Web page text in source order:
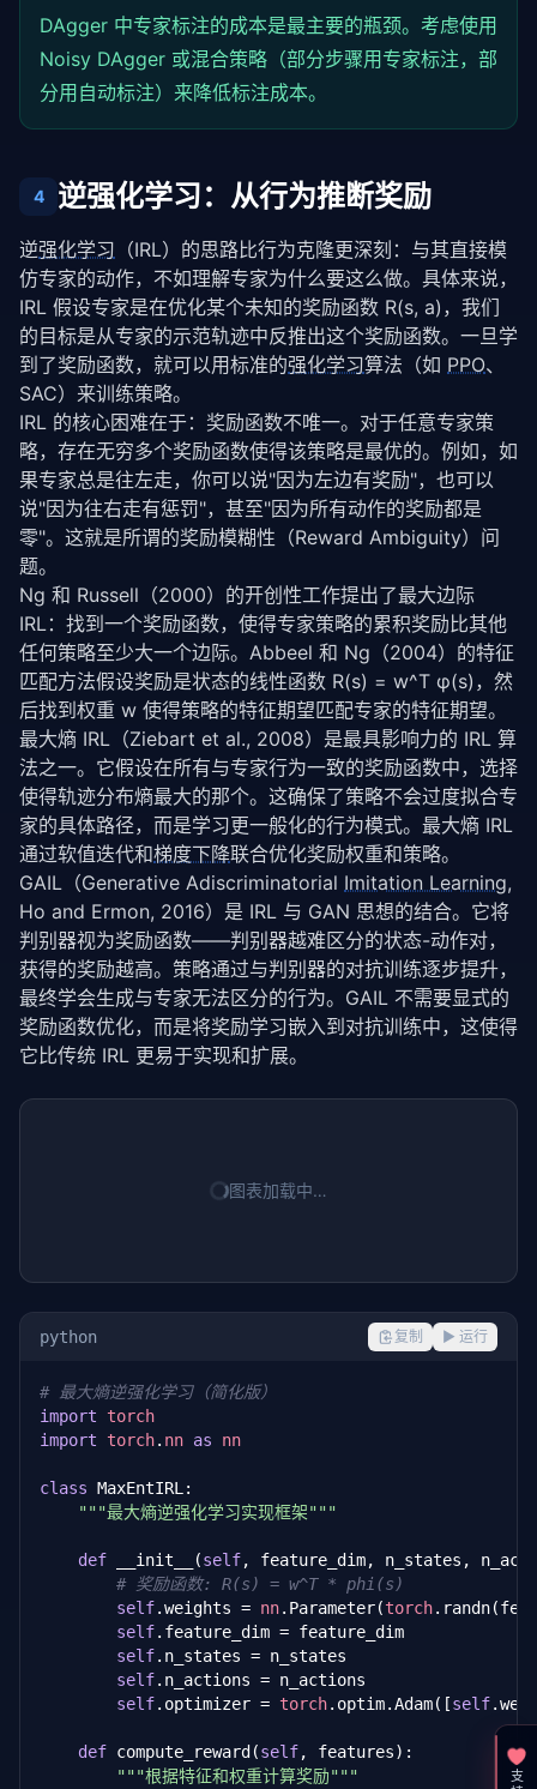
        loader =
torch.utils.data.DataLoader(
            dataset, batch_size=batch_size, shuffle=
        )
for epoch in range(epochs):
for batch_s, batch_a in loader:
                logits =
self.policy(batch_s)
self.optimizer.zero_grad()
                loss.backward()
self.optimizer.step()
                total_loss += loss.item()
            if (epoch +
1) % 25 == 0:
                print(
f"DAgger epoch {epoch+1}:
def run(self , n_iterations=10 , rollout_steps=
"""完整的 DAgger 训练循环"""
for
i in range(n_iterations):
            print(
f"--- DAgger Iteration {i+1}/
self.collect_rollout(rollout_steps)
self.train_on_aggregated_data()
print()
print( f"BC 最终序列成功率:
for n_iter in [1, 5, 10, 20,
dagger_seq_acc =
DAgger 中专家标注的成本是最主要的瓶颈。考虑使用
Noisy DAgger 或混合策略（部分步骤用专家标注，部
分用自动标注）来降低标注成本。
4 逆强化学习：从行为推断奖励
逆强化学习 （IRL）的思路比行为克隆更深刻：与其直接模
仿专家的动作，不如理解专家为什么要这么做。具体来说，
IRL 假设专家是在优化某个未知的奖励函数 R(s, a)，我们
的目标是从专家的示范轨迹中反推出这个奖励函数。一旦学
到了奖励函数，就可以用标准的强化学习算法（如 PPO、
SAC）来训练策略。
IRL 的核心困难在于：奖励函数不唯一。对于任意专家策
略，存在无穷多个奖励函数使得该策略是最优的。例如，如
果专家总是往左走，你可以说"因为左边有奖励"，也可以
说"因为往右走有惩罚"，甚至"因为所有动作的奖励都是
零"。这就是所谓的奖励模糊性（Reward Ambiguity）问
题。
Ng 和 Russell（2000）的开创性工作提出了最大边际
IRL：找到一个奖励函数，使得专家策略的累积奖励比其他
任何策略至少大一个边际。Abbeel 和 Ng（2004）的特征
匹配方法假设奖励是状态的线性函数 R(s) = w^T φ(s)，然
后找到权重 w 使得策略的特征期望匹配专家的特征期望。
最大熵 IRL（Ziebart et al., 2008）是最具影响力的 IRL 算
法之一。它假设在所有与专家行为一致的奖励函数中，选择
使得轨迹分布熵最大的那个。这确保了策略不会过度拟合专
家的具体路径，而是学习更一般化的行为模式。最大熵 IRL
通过软值迭代和梯度下降联合优化奖励权重和策略。
GAIL（Generative Adiscriminatorial Imitation Learning,
Ho and Ermon, 2016）是 IRL 与 GAN 思想的结合。它将
判别器视为奖励函数——判别器越难区分的状态-动作对，
获得的奖励越高。策略通过与判别器的对抗训练逐步提升，
最终学会生成与专家无法区分的行为。GAIL 不需要显式的
奖励函数优化，而是将奖励学习嵌入到对抗训练中，这使得
它比传统 IRL 更易于实现和扩展。
图表加载中…
python 复制 ▶ 运行
# 最大熵逆强化学习（简化版）
import torch
import torch. nn as nn
class MaxEntIRL:
"""最大熵逆强化学习实现框架"""
def __init__(self, feature_dim, n_states,
# 奖励函数: R(s) = w^T * phi(s)
self.weights = nn.Parameter(torch
self.feature_dim = feature_dim
self.n_states = n_states
self.n_actions = n_actions
self.optimizer = torch.optim.Adam([self
def compute_reward(self, features):
"""根据特征和权重计算奖励"""